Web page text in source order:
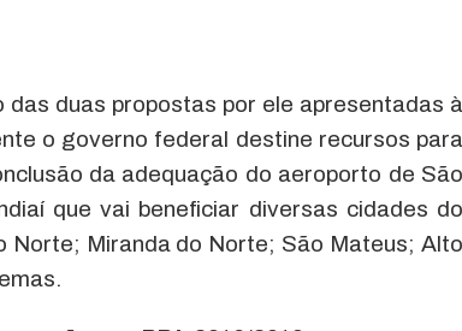
duas propostas por ele apresentadas à
o governo federal destine recursos para
da adequação do aeroporto de São
que vai beneficiar diversas cidades do
Norte; Miranda do Norte; São Mateus; Alto